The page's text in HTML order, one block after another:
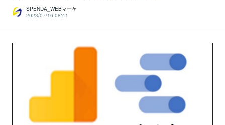
SPENDA_WEBマーケ
2023/07/16 08:41